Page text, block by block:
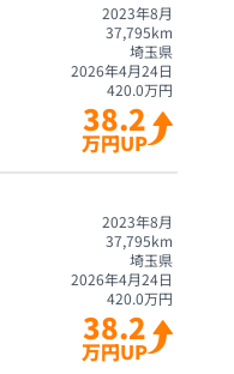
2023年8月
37,795km
埼玉県
2026年4月24日
420.0万円
38.2
万円UP
2023年8月
37,795km
埼玉県
2026年4月24日
420.0万円
38.2
万円UP